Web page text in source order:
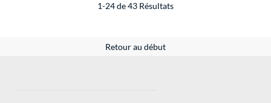
1-24 de 43 Résultats
Retour au début